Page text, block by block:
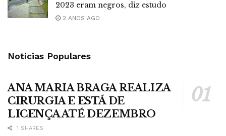
2023 eram negros, diz estudo
2 ANOS AGO
Notícias Populares
ANA MARIA BRAGA REALIZA
CIRURGIA E ESTÁ DE
LICENÇA ATÉ DEZEMBRO
1 SHARES